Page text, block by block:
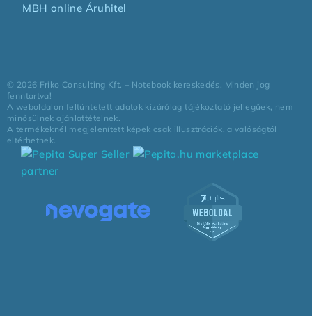
MBH online Áruhitel
© 2026 Friko Consulting Kft. – Notebook kereskedés. Minden jog
fenntartva!
A weboldalon feltüntetett adatok kizárólag tájékoztató jellegűek, nem
minősülnek ajánlattételnek.
A termékeknél megjelenített képek csak illusztrációk, a valóságtól
eltérhetnek.
marketplace
partner